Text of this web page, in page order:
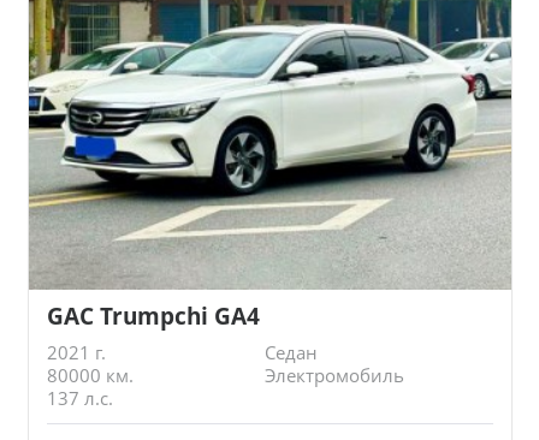
GAC Trumpchi GA4
2021 г.
Седан
80000 км.
Электромобиль
137 л.с.